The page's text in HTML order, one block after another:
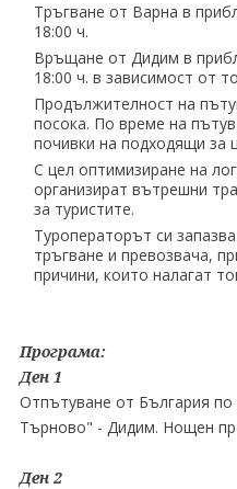
Тръгване от Варна в
18:00 ч.
Връщане от Дидим в
18:00 ч. в зависимост от
Продължителност на
посока. По време на
почивки на подходящи за
С цел оптимизиране на
организират вътрешни
за туристите.
Туроператорът си
тръгване и превозвача,
причини, които налагат
Програма:
Ден 1
Отпътуване от България
Търново" - Дидим. Нощен
Ден 2